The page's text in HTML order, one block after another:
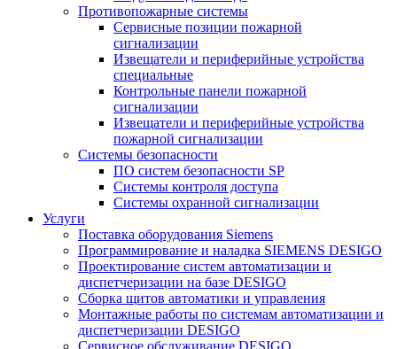
Противопожарные системы
Сервисные позиции пожарной
сигнализации
Извещатели и периферийные устройства
специальные
Контрольные панели пожарной
сигнализации
Извещатели и периферийные устройства
пожарной сигнализации
Системы безопасности
ПО систем безопасности SP
Системы контроля доступа
Системы охранной сигнализации
Услуги
Поставка оборудования Siemens
Программирование и наладка SIEMENS DESIGO
Проектирование систем автоматизации и
диспетчеризации на базе DESIGO
Сборка щитов автоматики и управления
Монтажные работы по системам автоматизации и
диспетчеризации DESIGO
Сервисное обслуживание DESIGO